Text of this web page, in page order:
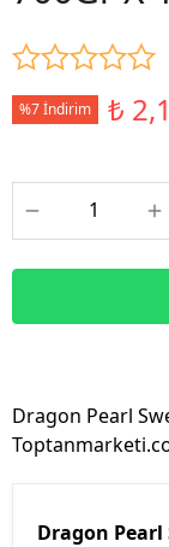
%7 İndirim ₺
Dragon Pearl
Dragon Pearl